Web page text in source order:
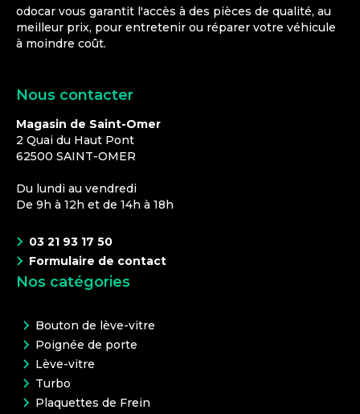
odocar vous garantit l'accès à des pièces de qualité, au
meilleur prix, pour entretenir ou réparer votre véhicule
à moindre coût.
Nous contacter
Magasin de Saint-Omer
2 Quai du Haut Pont
62500 SAINT-OMER
Du lundi au vendredi
De 9h à 12h et de 14h à 18h
03 21 93 17 50
Formulaire de contact
Nos catégories
Bouton de lève-vitre
Poignée de porte
Lève-vitre
Turbo
Plaquettes de Frein